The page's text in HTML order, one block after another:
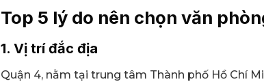
Top 5 lý do nên chọn văn
1. Vị trí đắc địa
Quận 4, nằm tại trung tâm Thành phố Hồ Chí